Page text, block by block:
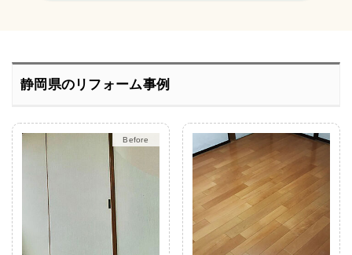
静岡県のリフォーム事例
After